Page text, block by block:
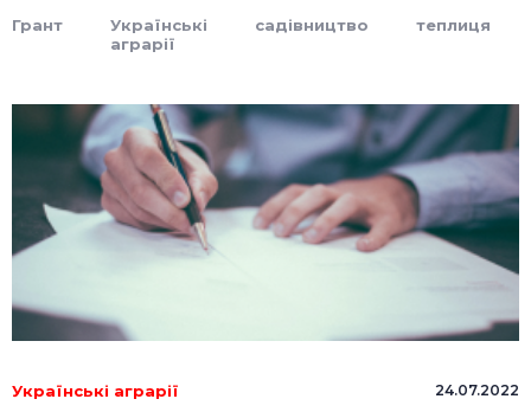
Грант
Українські
аграрії
садівництво теплиця
Українські аграрії 24.07.2022